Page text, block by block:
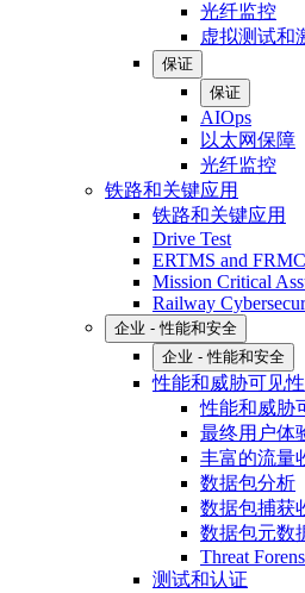
光纤监控
虚拟测试和
保证
保证
AIOps
以太网保障
光纤监控
铁路和关键应用
铁路和关键应用
Drive Test
ERTMS and
Mission Critical
Railway
企业 - 性能和安全
企业 - 性能和安全
性能和威胁可见性
性能和威胁
最终用户体
丰富的流量
数据包分析
数据包捕获
数据包元数
Threat
测试和认证